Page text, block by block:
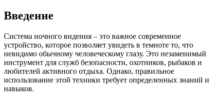
Введение
Система ночного видения – это важное современное
устройство, которое позволяет увидеть в темноте то, что
невидимо обычному человеческому глазу. Это незаменимый
инструмент для служб безопасности, охотников, рыбаков и
любителей активного отдыха. Однако, правильное
использование этой техники требует определенных знаний и
навыков.